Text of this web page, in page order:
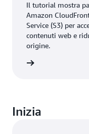
Il tutorial mostra
Amazon
Service (S3) per
contenuti web e
origine.
Inizia